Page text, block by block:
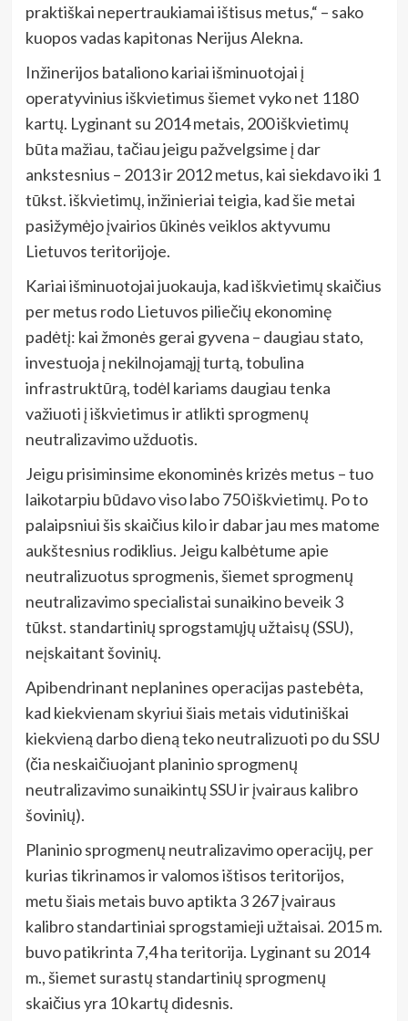
praktiškai nepertraukiamai ištisus metus,“ – sako
kuopos vadas kapitonas Nerijus Alekna.
Inžinerijos bataliono kariai išminuotojai į
operatyvinius iškvietimus šiemet vyko net 1180
kartų. Lyginant su 2014 metais, 200 iškvietimų
būta mažiau, tačiau jeigu pažvelgsime į dar
ankstesnius – 2013 ir 2012 metus, kai siekdavo iki 1
tūkst. iškvietimų, inžinieriai teigia, kad šie metai
pasižymėjo įvairios ūkinės veiklos aktyvumu
Lietuvos teritorijoje.
Kariai išminuotojai juokauja, kad iškvietimų skaičius
per metus rodo Lietuvos piliečių ekonominę
padėtį: kai žmonės gerai gyvena – daugiau stato,
investuoja į nekilnojamąjį turtą, tobulina
infrastruktūrą, todėl kariams daugiau tenka
važiuoti į iškvietimus ir atlikti sprogmenų
neutralizavimo užduotis.
Jeigu prisiminsime ekonominės krizės metus – tuo
laikotarpiu būdavo viso labo 750 iškvietimų. Po to
palaipsniui šis skaičius kilo ir dabar jau mes matome
aukštesnius rodiklius. Jeigu kalbėtume apie
neutralizuotus sprogmenis, šiemet sprogmenų
neutralizavimo specialistai sunaikino beveik 3
tūkst. standartinių sprogstamųjų užtaisų (SSU),
neįskaitant šovinių.
Apibendrinant neplanines operacijas pastebėta,
kad kiekvienam skyriui šiais metais vidutiniškai
kiekvieną darbo dieną teko neutralizuoti po du SSU
(čia neskaičiuojant planinio sprogmenų
neutralizavimo sunaikintų SSU ir įvairaus kalibro
šovinių).
Planinio sprogmenų neutralizavimo operacijų, per
kurias tikrinamos ir valomos ištisos teritorijos,
metu šiais metais buvo aptikta 3 267 įvairaus
kalibro standartiniai sprogstamieji užtaisai. 2015 m.
buvo patikrinta 7,4 ha teritorija. Lyginant su 2014
m., šiemet surastų standartinių sprogmenų
skaičius yra 10 kartų didesnis.